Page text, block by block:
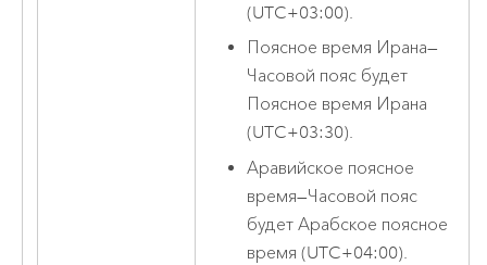
(UTC+03:00).
Поясное время Ирана—
Часовой пояс будет
Поясное время Ирана
(UTC+03:30).
Аравийское поясное
время—Часовой пояс
будет Арабское поясное
время (UTC+04:00).